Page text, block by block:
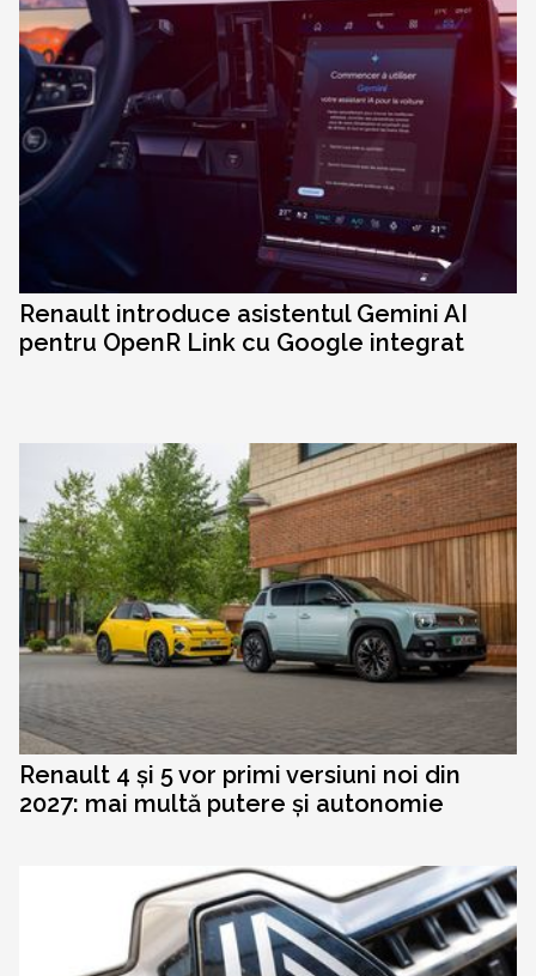
Renault introduce asistentul Gemini AI
pentru OpenR Link cu Google integrat
Renault 4 și 5 vor primi versiuni noi din
2027: mai multă putere și autonomie